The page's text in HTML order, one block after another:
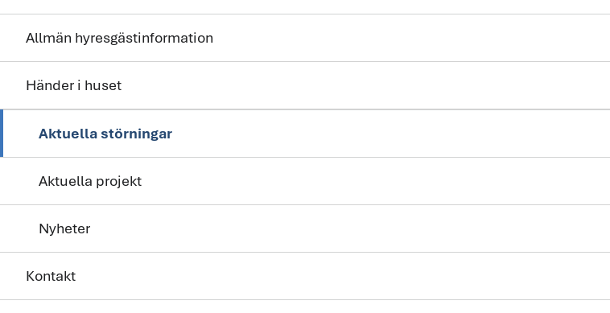
Allmän hyresgästinformation
Händer i huset
Aktuella störningar
Aktuella projekt
Nyheter
Kontakt